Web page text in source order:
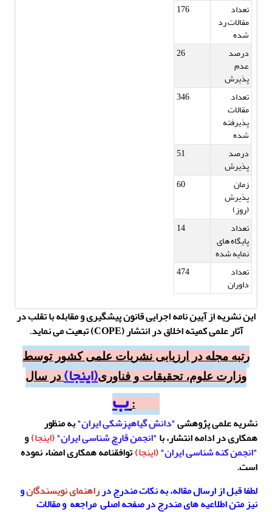
تعداد
مقالات رد
شده
176
درصد
عدم
پذیرش
26
تعداد
مقالات
پذیرفته
شده
346
درصد
پذیرش
51
زمان
پذیرش
(روز)
60
تعداد
پایگاه های
نمایه شده
14
تعداد
داوران
474
این نشریه از آیین نامه اجرایی قانون پیشگیری و مقابله با تقلب در
آثار علمی کمیته اخلاق در انتشار (COPE) تبعیت می نماید.
رتبه مجله در ارزیابی نشریات علمی کشور توسط
وزارت علوم، تحقیقات و فناوری(اینجا) در سال
ب
نشریه علمی پژوهشی"دانش گیاهپزشکی ایران"به منظور
همکاری در ادامه انتشار، با"انجمن قارچ شناسی ایران"(اینجا)و
"انجمن کنه شناسی ایران"(اینجا)توافقنامه همکاری امضاء نموده
است.
لطفا قبل از ارسال مقاله، به نکات مندرج درراهنمای نویسندگانو
نیز متن اطلاعیه های مندرج در صفحه اصلی مراجعه و مقالات